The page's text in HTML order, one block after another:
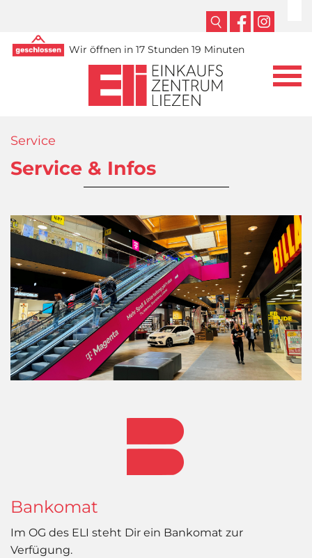
Wir öffnen in 17 Stunden 19 Minuten
Service
Service & Infos
Bankomat
Im OG des ELI steht Dir ein Bankomat zur
Verfügung.